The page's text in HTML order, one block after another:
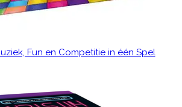
Fun en Competitie in één Spel